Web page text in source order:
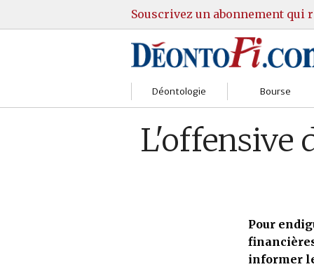
Souscrivez un abonnement qui
Déontologie
Sociétés
Gestion
Bourse
Guide Actions
Marchés
L'offensive
Pour
informer